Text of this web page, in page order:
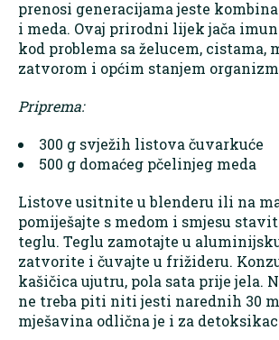
prenosi generacijama jeste
i meda. Ovaj prirodni lijek jača
kod problema sa želucem, cistama,
zatvorom i općim stanjem
Priprema:
300 g svježih listova čuvarkuće
500 g domaćeg pčelinjeg meda
Listove usitnite u blenderu ili na
pomiješajte s medom i smjesu
teglu. Teglu zamotajte u
zatvorite i čuvajte u frižideru.
kašičica ujutru, pola sata prije jela.
ne treba piti niti jesti narednih 30
mješavina odlična je i za